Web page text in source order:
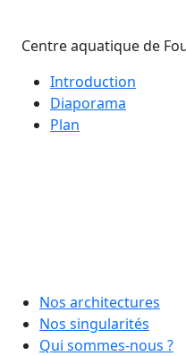
Centre aquatique de
Introduction
Diaporama
Plan
Nos architectures
Nos singularités
Qui sommes-nous ?